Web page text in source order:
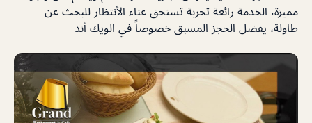
مميزة، الخدمة رائعة تحربة تستحق عناء الأنتظار للبحث عن
طاولة، يفضل الحجز المسبق خصوصاً في الويك أند